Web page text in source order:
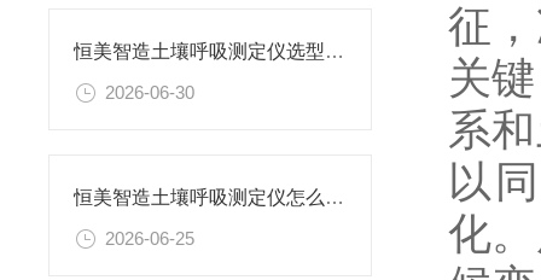
恒美智造土壤呼吸测定仪选型指南：土壤温室气体测量仪场景适配机型对比分析
2026-06-30
恒美智造土壤呼吸测定仪怎么选？土壤温室气体分析仪型号对比测评
2026-06-25
征
关
系
以
化